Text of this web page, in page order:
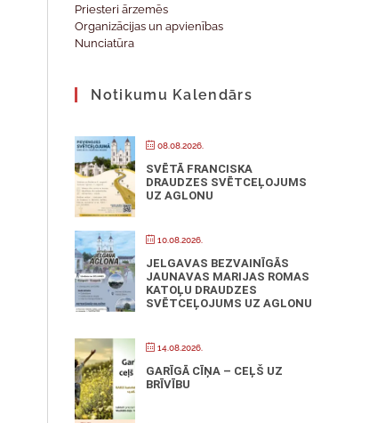
Priesteri ārzemēs
Organizācijas un apvienības
Nunciatūra
Notikumu Kalendārs
08.08.2026.
SVĒTĀ FRANCISKA
DRAUDZES SVĒTCEĻOJUMS
UZ AGLONU
10.08.2026.
JELGAVAS BEZVAINĪGĀS
JAUNAVAS MARIJAS ROMAS
KATOĻU DRAUDZES
SVĒTCEĻOJUMS UZ AGLONU
14.08.2026.
GARĪGĀ CĪŅA – CEĻŠ UZ
BRĪVĪBU